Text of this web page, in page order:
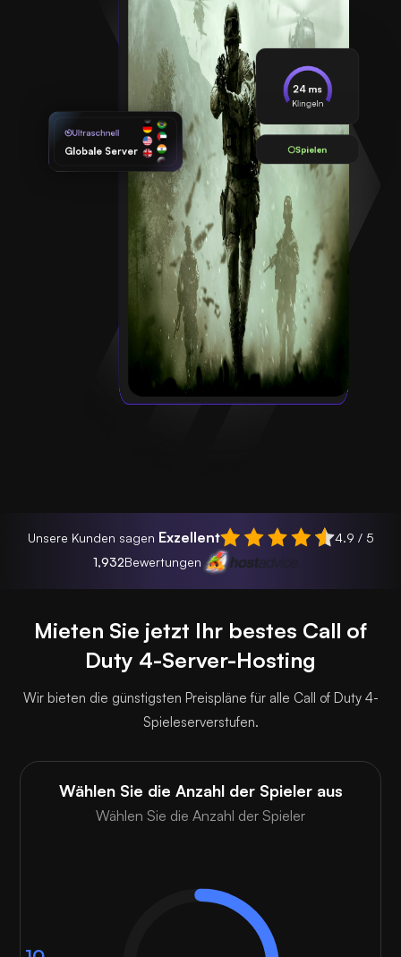
Ultraschnell
Globale Server
24 ms
Klingeln
Spielen
Unsere Kunden sagen Exzellent
4.9 / 5
1,932Bewertungen
Mieten Sie jetzt Ihr bestes Call of
Duty 4-Server-Hosting
Wir bieten die günstigsten Preispläne für alle Call of Duty 4-
Spieleserverstufen.
Wählen Sie die Anzahl der Spieler aus
Wählen Sie die Anzahl der Spieler